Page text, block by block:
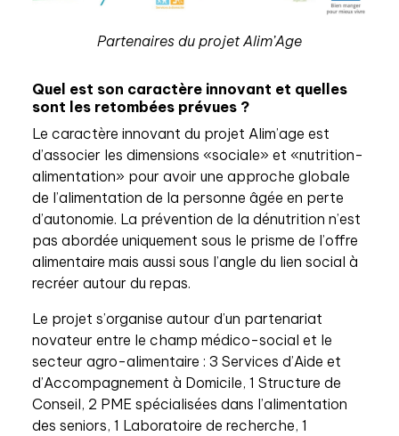
Partenaires du projet Alim’Age
Quel est son caractère innovant et quelles
sont les retombées prévues ?
Le caractère innovant du projet Alim’age est
d’associer les dimensions «sociale» et «nutrition-
alimentation» pour avoir une approche globale
de l’alimentation de la personne âgée en perte
d’autonomie. La prévention de la dénutrition n’est
pas abordée uniquement sous le prisme de l’offre
alimentaire mais aussi sous l’angle du lien social à
recréer autour du repas.
Le projet s’organise autour d’un partenariat
novateur entre le champ médico-social et le
secteur agro-alimentaire : 3 Services d’Aide et
d’Accompagnement à Domicile, 1 Structure de
Conseil, 2 PME spécialisées dans l’alimentation
des seniors, 1 Laboratoire de recherche, 1